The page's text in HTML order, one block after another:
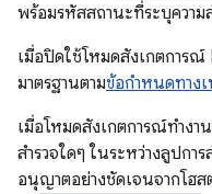
พร้อมรหัสสถานะที่ระบุความ
เมื่อปิดใช้โหมดสังเกตการ
มาตรฐานตามข้อกำหนดทาง
เมื่อโหมดสังเกตการณ์ทำง
สำรวจใดๆ ในระหว่างลูปกา
อนุญาตอย่างชัดเจนจากโฮส